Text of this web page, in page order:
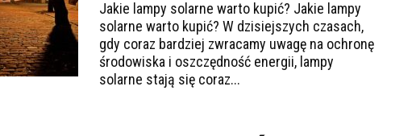
Jakie lampy solarne warto kupić? Jakie lampy
solarne warto kupić? W dzisiejszych czasach,
gdy coraz bardziej zwracamy uwagę na ochronę
środowiska i oszczędność energii, lampy
solarne stają się coraz...